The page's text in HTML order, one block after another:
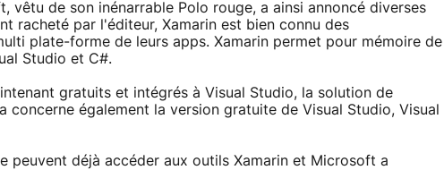
vêtu de son inénarrable Polo rouge, a ainsi annoncé diverses
racheté par l'éditeur, Xamarin est bien connu des
plate-forme de leurs apps. Xamarin permet pour mémoire de
Studio et C#.
gratuits et intégrés à Visual Studio, la solution de
également la version gratuite de Visual Studio, Visual
peuvent déjà accéder aux outils Xamarin et Microsoft a